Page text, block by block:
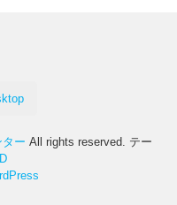
ー All rights reserved. テー